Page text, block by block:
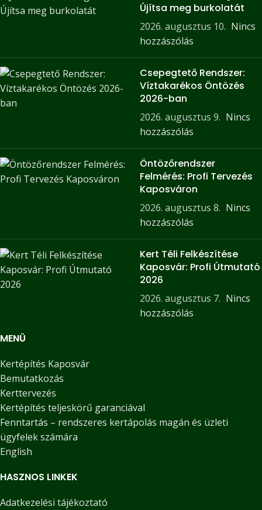
Újítsa meg burkolatát
2026. augusztus 10. Nincs
hozzászólás
Csepegtető Rendszer:
Víztakarékos Öntözés
2026-ban
2026. augusztus 9. Nincs
hozzászólás
Öntözőrendszer
Felmérés: Profi Tervezés
Kaposváron
2026. augusztus 8. Nincs
hozzászólás
Kert Téli Felkészítése
Kaposvár: Profi Útmutató
2026
2026. augusztus 7. Nincs
hozzászólás
MENÜ
Kertépítés Kaposvár
Bemutatkozás
Kerttervezés
Kertépítés teljeskörű garanciával
Fenntartás – rendszeres kertápolás magán és üzleti
ügyfelek számára
English
HASZNOS LINKEK
Adatkezelési tájékoztató